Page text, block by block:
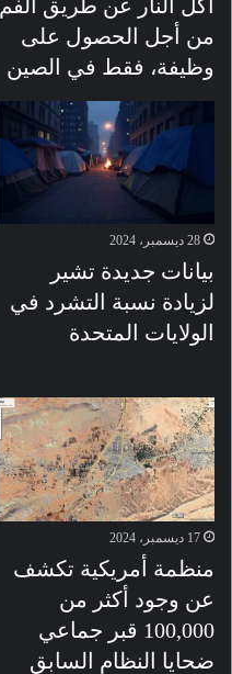
أكل النار عن طريق الفم
من أجل الحصول على
وظيفة، فقط في الصين
28 ديسمبر، 2024
بيانات جديدة تشير
لزيادة نسبة التشرد في
الولايات المتحدة
17 ديسمبر، 2024
منظمة أمريكية تكشف
عن وجود أكثر من
100,000 قبر جماعي
ضحايا النظام السابق